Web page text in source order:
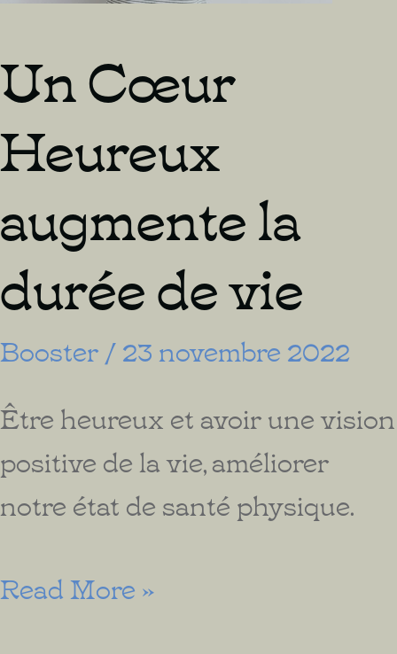
Un Cœur
Heureux
augmente la
durée de vie
Booster /23 novembre 2022
Être heureux et avoir une vision
positive de la vie, améliorer
notre état de santé physique.
Un
Read More »